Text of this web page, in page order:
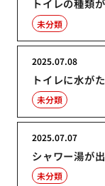
トイレの種類
未分類
トイレに水が
2025.07.08
未分類
シャワー湯が
2025.07.07
未分類